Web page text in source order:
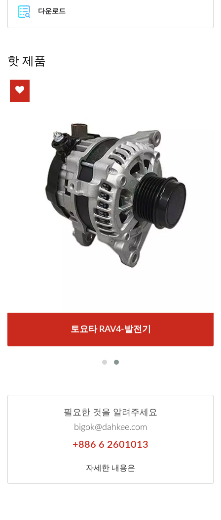
다운로드
핫 제품
토요타 RAV4-발전기
필요한 것을 알려주세요
bigok@dahkee.com
+886 6 2601013
자세한 내용은